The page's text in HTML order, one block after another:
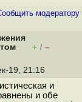
модератору
+ / –
19, 21:16
и
и обе